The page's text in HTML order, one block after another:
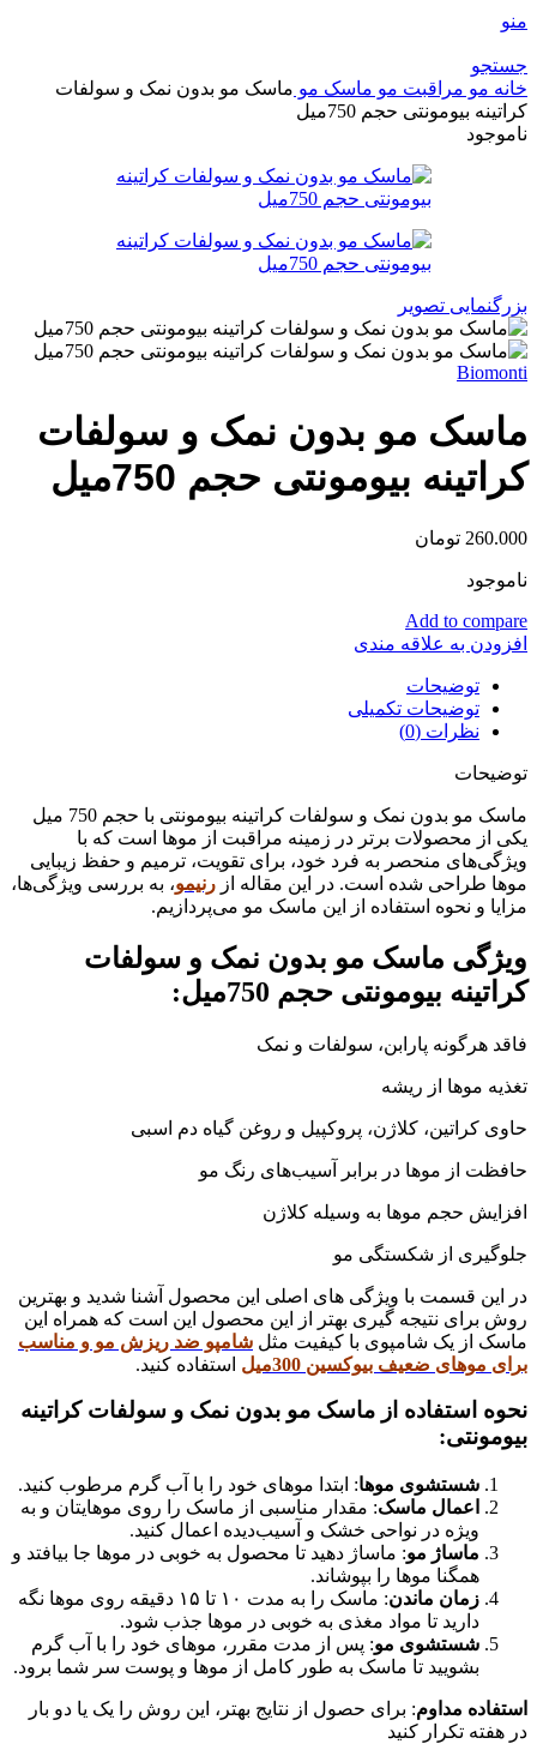
منو
جستجو
خانه مو مراقبت مو ماسک مو ماسک مو بدون نمک و سولفات
کراتینه بیومونتی حجم 750میل
ناموجود
بزرگنمایی تصویر
Biomonti
ماسک مو بدون نمک و سولفات
کراتینه بیومونتی حجم 750میل
260.000 تومان
ناموجود
Add to compare
افزودن به علاقه مندی
توضیحات
توضیحات تکمیلی
نظرات (0)
توضیحات
ماسک مو بدون نمک و سولفات کراتینه بیومونتی با حجم 750 میل
یکی از محصولات برتر در زمینه مراقبت از موها است که با
ویژگی‌های منحصر به فرد خود، برای تقویت، ترمیم و حفظ زیبایی
موها طراحی شده است. در این مقاله از رنیمو، به بررسی ویژگی‌ها،
مزایا و نحوه استفاده از این ماسک مو می‌پردازیم.
ویژگی ماسک مو بدون نمک و سولفات
کراتینه بیومونتی حجم 750میل:
فاقد هرگونه پارابن، سولفات و نمک
تغذیه موها از ریشه
حاوی کراتین، کلاژن، پروکپیل و روغن گیاه دم اسبی
حافظت از موها در برابر آسیب‌های رنگ مو
افزایش حجم موها به وسیله کلاژن
جلوگیری از شکستگی مو
در این قسمت با ویژگی های اصلی این محصول آشنا شدید و بهترین
روش برای نتیجه گیری بهتر از این محصول این است که همراه این
ماسک از یک شامپوی با کیفیت مثل شامپو ضد ریزش مو و مناسب
برای موهای ضعیف بیوکسین 300میل
استفاده کنید.
نحوه استفاده از ماسک مو بدون نمک و سولفات کراتینه
بیومونتی:
شستشوی موها: ابتدا موهای خود را با آب گرم مرطوب کنید.
اعمال ماسک: مقدار مناسبی از ماسک را روی موهایتان و به
ویژه در نواحی خشک و آسیب‌دیده اعمال کنید.
ماساژ مو: ماساژ دهید تا محصول به خوبی در موها جا بیافتد و
همگنا موها را بپوشاند.
زمان ماندن
: ماسک را به مدت ۱۰ تا ۱۵ دقیقه روی موها نگه
دارید تا مواد مغذی به خوبی در موها جذب شود.
شستشوی مو: پس از مدت مقرر، موهای خود را با آب گرم
بشویید تا ماسک به طور کامل از موها و پوست سر شما برود.
استفاده مداوم: برای حصول از نتایج بهتر، این روش را یک یا دو بار
در هفته تکرار کنید